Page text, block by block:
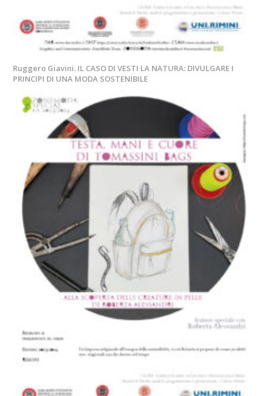
Ruggero Giavini. IL CASO DI VESTI LA NATURA: DIVULGARE I
PRINCIPI DI UNA MODA SOSTENIBILE